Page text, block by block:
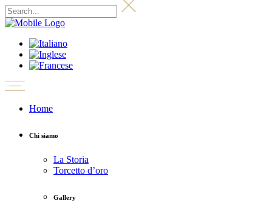
Home
Chi siamo
La Storia
Torcetto d’oro
Gallery